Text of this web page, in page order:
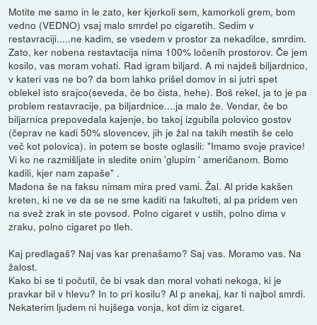
Motite me samo in le zato, ker kjerkoli sem, kamorkoli grem, bom
vedno (VEDNO) vsaj malo smrdel po cigaretih. Sedim v
restavraciji.....ne kadim, se vsedem v prostor za nekadilce, smrdim.
Zato, ker nobena restavtacija nima 100% ločenih prostorov. Če jem
kosilo, vas moram vohati. Rad igram biljard. A mi najdeš biljardnico,
v kateri vas ne bo? da bom lahko prišel domov in si jutri spet
oblekel isto srajco(seveda, če bo čista, hehe). Boš rekel, ja to je pa
problem restavracije, pa biljardnice....ja malo že. Vendar, če bo
biljarnica prepovedala kajenje, bo takoj izgubila polovico gostov
(čeprav ne kadi 50% slovencev, jih je žal na takih mestih še celo
več kot polovica). in potem se boste oglasili: "Imamo svoje pravice!
Vi ko ne razmišljate in sledite onim 'glupim ' američanom. Bomo
kadili, kjer nam zapaše" .
Madona še na faksu nimam mira pred vami. Žal. Al pride kakšen
kreten, ki ne ve da se ne sme kaditi na fakulteti, al pa pridem ven
na svež zrak in ste povsod. Polno cigaret v ustih, polno dima v
zraku, polno cigaret po tleh.
Kaj predlagaš? Naj vas kar prenašamo? Saj vas. Moramo vas. Na
žalost.
Kako bi se ti počutil, če bi vsak dan moral vohati nekoga, ki je
pravkar bil v hlevu? In to pri kosilu? Al p anekaj, kar ti najbol smrdi.
Nekaterim ljudem ni hujšega vonja, kot dim iz cigaret.